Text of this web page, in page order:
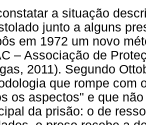
a situação
junto a alguns
em 1972 um novo
– Associação de
2011). Segundo
que rompe com
os aspectos" e que
da prisão: o de